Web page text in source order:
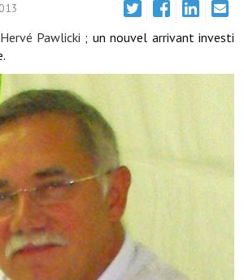
mairie
en cours
Hervé Pawlicki ; un nouvel arrivant investi